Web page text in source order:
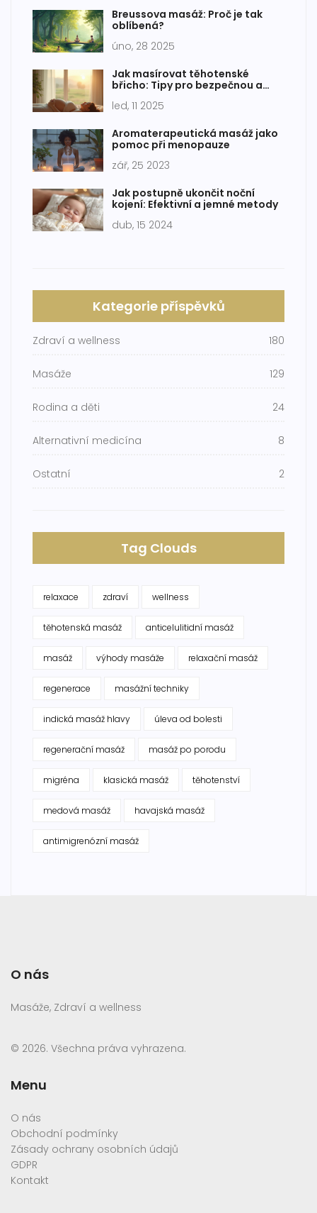
Breussova masáž: Proč je tak
oblíbená?
úno, 28 2025
Jak masírovat těhotenské
břicho: Tipy pro bezpečnou a
led, 11 2025
Aromaterapeutická masáž jako
pomoc při menopauze
zář, 25 2023
Jak postupně ukončit noční
kojení: Efektivní a jemné metody
dub, 15 2024
Kategorie příspěvků
Zdraví a wellness 180
Masáže 129
Rodina a děti 24
Alternativní medicína 8
Ostatní 2
Tag Clouds
relaxace zdraví wellness
těhotenská masáž anticelulitidní masáž
masáž výhody masáže relaxační masáž
regenerace masážní techniky
indická masáž hlavy úleva od bolesti
regenerační masáž masáž po porodu
migréna klasická masáž těhotenství
medová masáž havajská masáž
antimigrenózní masáž
O nás
Masáže, Zdraví a wellness
© 2026. Všechna práva vyhrazena.
Menu
O nás
Obchodní podmínky
Zásady ochrany osobních údajů
GDPR
Kontakt